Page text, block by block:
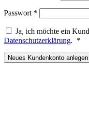
Passwort *
Ja, ich möchte ein
Datenschutzerklärung. *
Neues Kundenkonto anlegen